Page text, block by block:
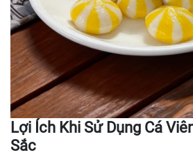
Lợi Ích Khi Sử Dụng Cá
Sắc